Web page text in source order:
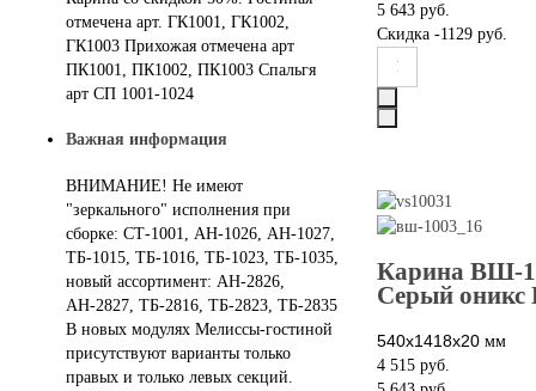
5 643 руб.
Скидка -1129 руб.
Карина ВШ-
Серый оникс
540х1418х20 мм
4 515 руб.
отмечена арт. ГК1001, ГК1002,
ГК1003 Прихожая отмечена арт
ПК1001, ПК1002, ПК1003 Спальгя
арт СП 1001-1024
Важная информация
ВНИМАНИЕ! Не имеют
"зеркального" исполнения при
сборке: СТ-1001, АН-1026, АН-1027,
ТБ-1015, ТБ-1016, ТБ-1023, ТБ-1035,
новый ассортимент: АН-2826,
АН-2827, ТБ-2816, ТБ-2823, ТБ-2835
В новых модулях Мелиссы-гостиной
присутствуют варианты только
правых и только левых секций.